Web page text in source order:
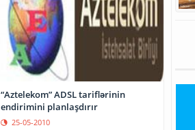
“Aztelekom” ADSL tariflərinin
endirimini planlaşdırır
25-05-2010